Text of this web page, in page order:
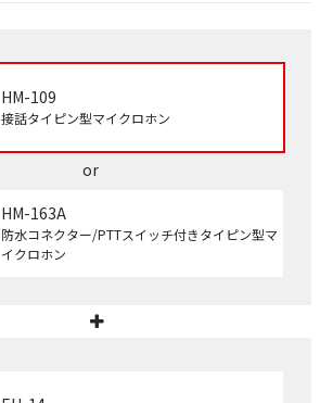
HM-109
接話タイピン型マイクロホン
HM-163A
防水コネクター/PTTスイッチ付きタイピン型マ
イクロホン